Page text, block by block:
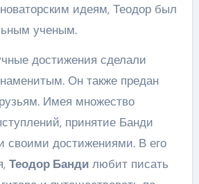
идеям, Теодор был
ученым.
достижения сделали
Он также предан
Имея множество
принятие Банди
своими достижениями. В его
Теодор Бандилюбит писать